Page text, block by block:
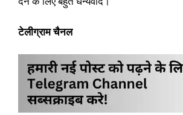
टेलीग्राम चैनल